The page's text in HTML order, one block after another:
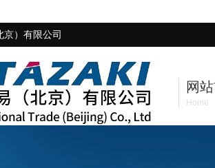
京）有限公司
网
Home